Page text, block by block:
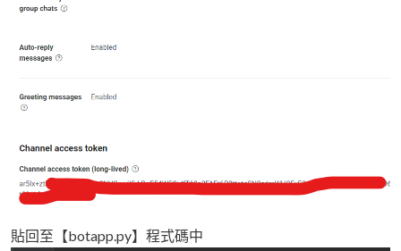
貼回至【botapp.py】程式碼中